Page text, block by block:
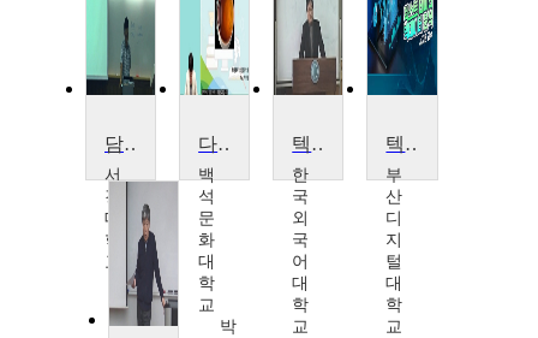
담화분석개론
서
강
대
학
교
이
요
안
다초점렌즈 가공 및 실습
백
석
문
화
대
학
교
박
텍스트언어학
한
국
외
국
어
대
학
교
텍스트데이터 빅데이터 분석
부
산
디
지
털
대
학
교